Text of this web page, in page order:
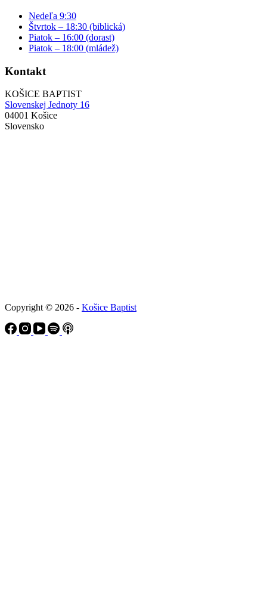
Nedeľa 9:30
Štvrtok – 18:30 (biblická)
Piatok – 16:00 (dorast)
Piatok – 18:00 (mládež)
Kontakt
KOŠICE BAPTIST
Slovenskej Jednoty 16
04001 Košice
Slovensko
Copyright © 2026 - Košice Baptist